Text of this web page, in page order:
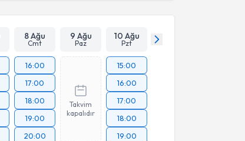
8 Ağu
Cmt
9 Ağu
Paz
10 Ağu
Pzt
16:00
17:00
18:00
19:00
20:00
Takvim
kapalıdır
15:00
16:00
17:00
18:00
19:00